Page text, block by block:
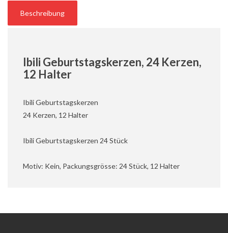
Beschreibung
Ibili Geburtstagskerzen, 24 Kerzen,
12 Halter
Ibili Geburtstagskerzen
24 Kerzen, 12 Halter
Ibili Geburtstagskerzen 24 Stück
Motiv: Kein, Packungsgrösse: 24 Stück, 12 Halter